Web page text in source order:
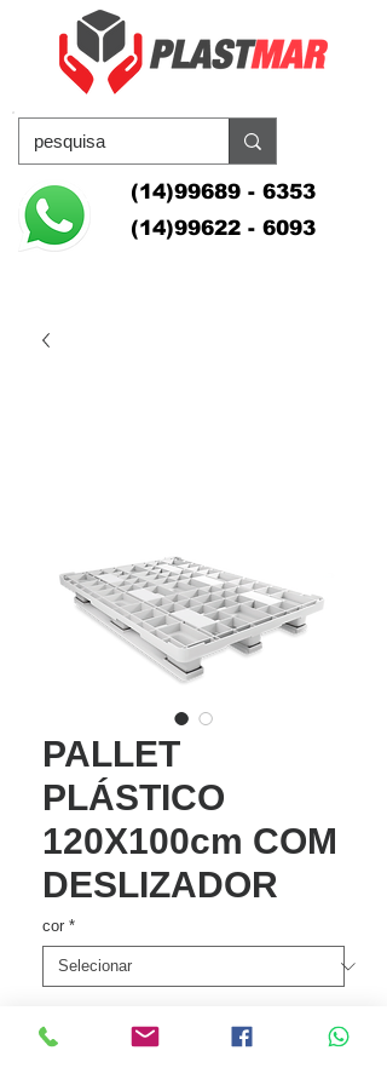
(14)99689 - 6353
(14)99622 - 6093
PALLET
PLÁSTICO
120X100cm COM
DESLIZADOR
cor *